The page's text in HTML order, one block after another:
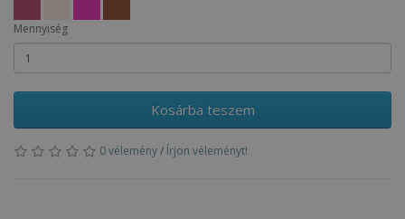
Mennyiség
Kosárba teszem
0 vélemény/ Írjon véleményt!